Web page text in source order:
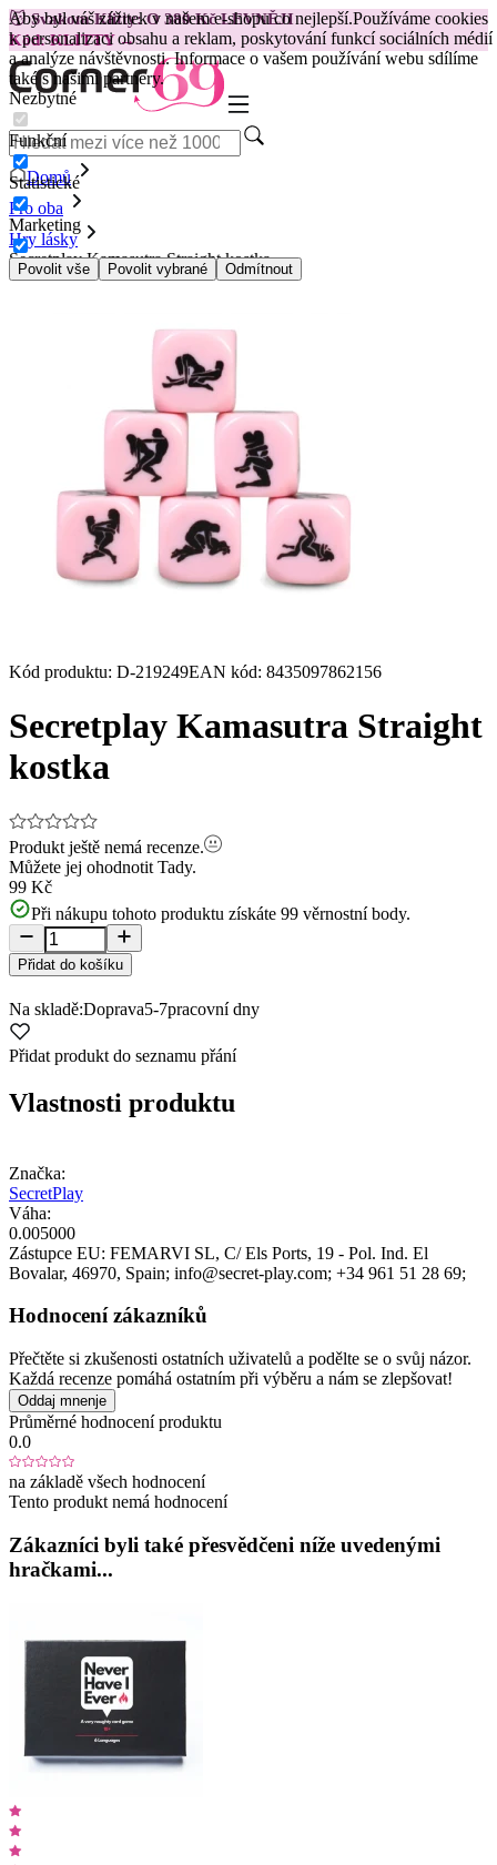
Aby byl váš zážitek v našem e-shopu co nejlepší.Používáme cookies
k personalizaci obsahu a reklam, poskytování funkcí sociálních médií
a analýze návštěvnosti. Informace o vašem používání webu sdílíme
také s našimi partnery.
Nezbytné
Funkční
Statistické
Marketing
Povolit vše Povolit vybrané Odmítnout
😽Svakom Klitty: O 380 Kč LEVNĚJI
Kód: KLITTY →
Domů
Pro oba
Hry lásky
Secretplay Kamasutra Straight kostka
Kód produktu: D-219249EAN kód: 8435097862156
Secretplay Kamasutra Straight
kostka
Produkt ještě nemá recenze.
Můžete jej ohodnotit Tady.
99 Kč
Při nákupu tohoto produktu získáte 99 věrnostní body.
Přidat do košíku
Na skladě:Doprava5-7pracovní dny
Přidat produkt do seznamu přání
Vlastnosti produktu
Značka:
SecretPlay
Váha:
0.005000
Zástupce EU: FEMARVI SL, C/ Els Ports, 19 - Pol. Ind. El
Bovalar, 46970, Spain; info@secret-play.com; +34 961 51 28 69;
Hodnocení zákazníků
Přečtěte si zkušenosti ostatních uživatelů a podělte se o svůj názor.
Každá recenze pomáhá ostatním při výběru a nám se zlepšovat!
Oddaj mnenje
Průměrné hodnocení produktu
0.0
na základě všech hodnocení
Tento produkt nemá hodnocení
Zákazníci byli také přesvědčeni níže uvedenými
hračkami...